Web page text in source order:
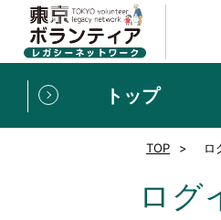
トップ
TOP ロ
ログ